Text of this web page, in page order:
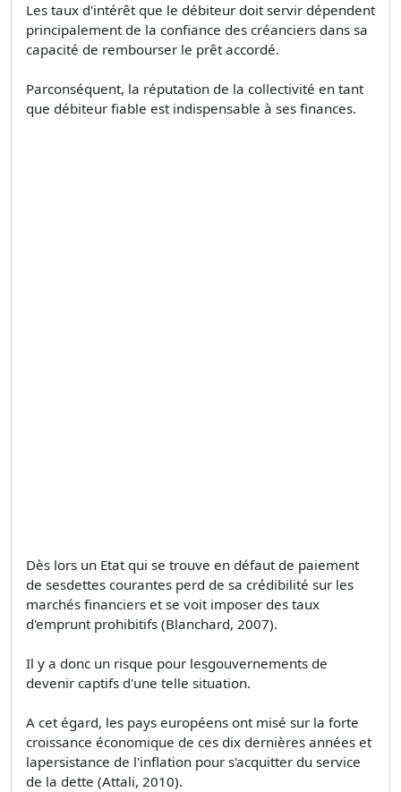
Les taux d'intérêt que le débiteur doit servir dépendent
principalement de la confiance des créanciers dans sa
capacité de rembourser le prêt accordé.
Parconséquent, la réputation de la collectivité en tant
que débiteur fiable est indispensable à ses finances.
Dès lors un Etat qui se trouve en défaut de paiement
de sesdettes courantes perd de sa crédibilité sur les
marchés financiers et se voit imposer des taux
d'emprunt prohibitifs (Blanchard, 2007).
Il y a donc un risque pour lesgouvernements de
devenir captifs d'une telle situation.
A cet égard, les pays européens ont misé sur la forte
croissance économique de ces dix dernières années et
lapersistance de l'inflation pour s'acquitter du service
de la dette (Attali, 2010).